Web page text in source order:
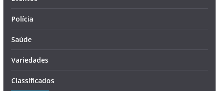
Polícia
Saúde
Variedades
Classificados